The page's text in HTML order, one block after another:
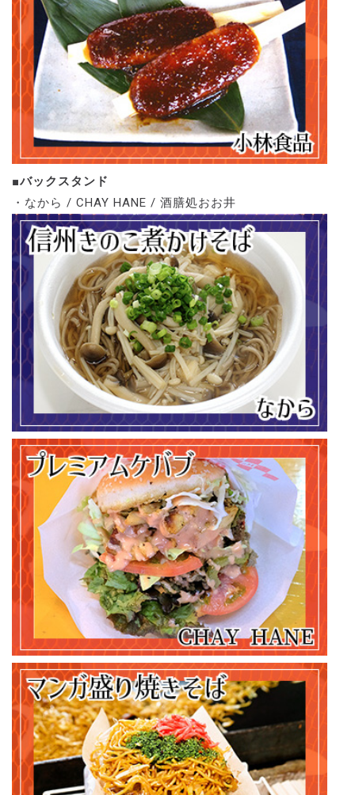
■バックスタンド
・なから / CHAY HANE / 酒膳処おお井